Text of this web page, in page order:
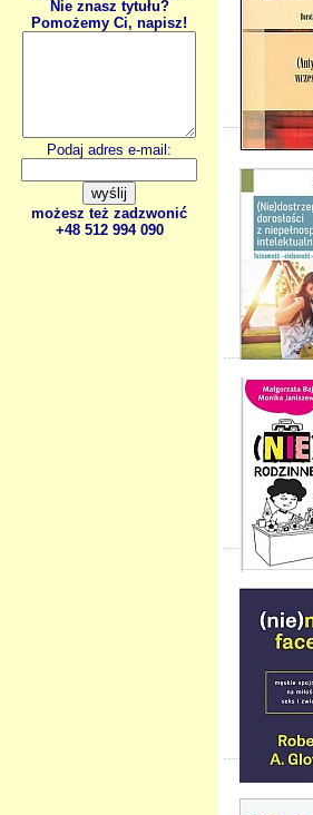
Nie znasz tytułu?
Pomożemy Ci, napisz!
Podaj adres e-mail:
możesz też zadzwonić
+48 512 994 090